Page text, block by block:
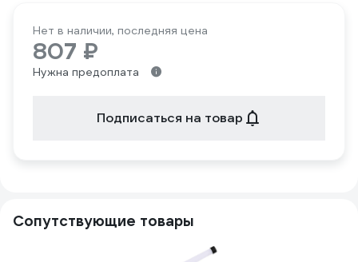
Нет в наличии, последняя цена
807 ₽
Нужна предоплата
Подписаться на товар
Сопутствующие товары